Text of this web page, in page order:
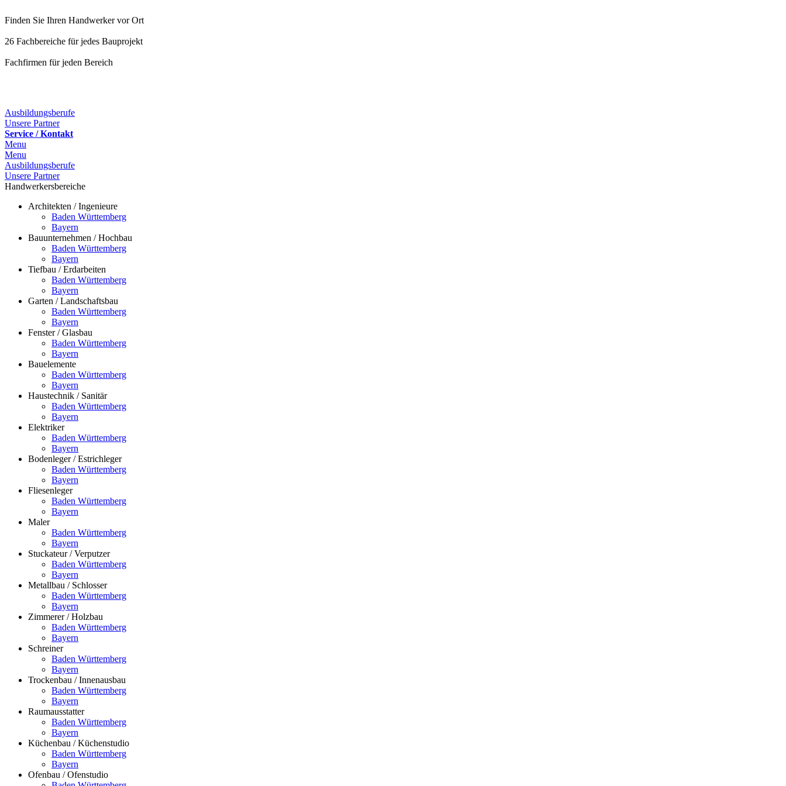
Finden Sie Ihren Handwerker vor Ort
26 Fachbereiche für jedes Bauprojekt
Fachfirmen für jeden Bereich
Ausbildungsberufe
Unsere Partner
Service / Kontakt
Menu
Menu
Ausbildungsberufe
Unsere Partner
Handwerkersbereiche
Architekten / Ingenieure
Baden Württemberg
Bayern
Bauunternehmen / Hochbau
Baden Württemberg
Bayern
Tiefbau / Erdarbeiten
Baden Württemberg
Bayern
Garten / Landschaftsbau
Baden Württemberg
Bayern
Fenster / Glasbau
Baden Württemberg
Bayern
Bauelemente
Baden Württemberg
Bayern
Haustechnik / Sanitär
Baden Württemberg
Bayern
Elektriker
Baden Württemberg
Bayern
Bodenleger / Estrichleger
Baden Württemberg
Bayern
Fliesenleger
Baden Württemberg
Bayern
Maler
Baden Württemberg
Bayern
Stuckateur / Verputzer
Baden Württemberg
Bayern
Metallbau / Schlosser
Baden Württemberg
Bayern
Zimmerer / Holzbau
Baden Württemberg
Bayern
Schreiner
Baden Württemberg
Bayern
Trockenbau / Innenausbau
Baden Württemberg
Bayern
Raumausstatter
Baden Württemberg
Bayern
Küchenbau / Küchenstudio
Baden Württemberg
Bayern
Ofenbau / Ofenstudio